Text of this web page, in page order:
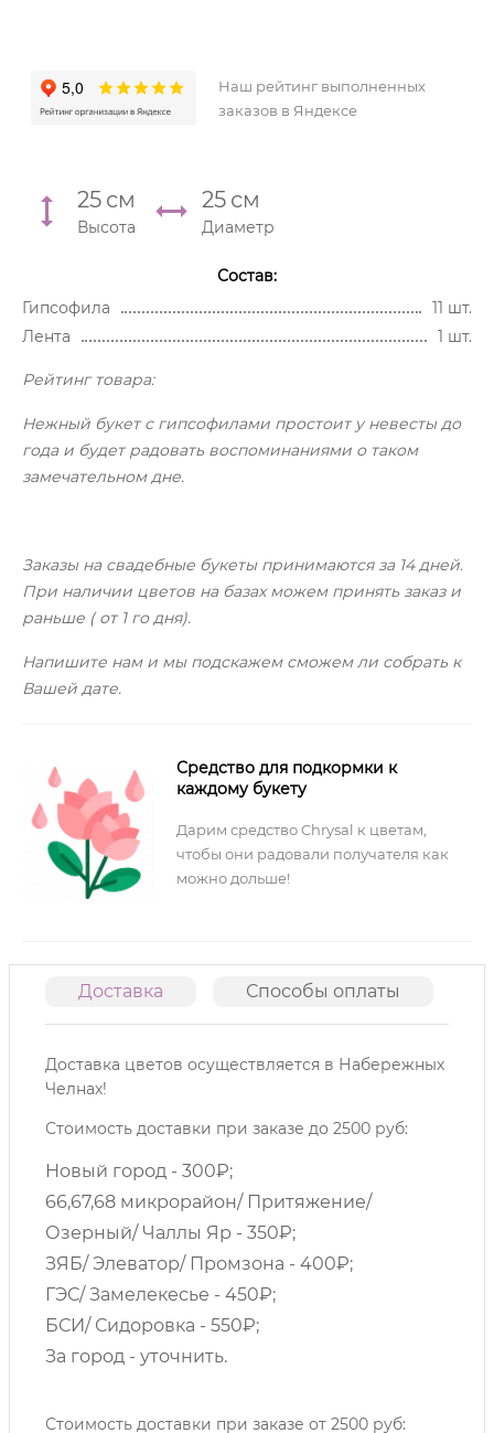
Наш рейтинг выполненных
заказов в Яндексе
25 см
Высота
25 см
Диаметр
Состав:
Гипсофила
11 шт.
Лента
1 шт.
Рейтинг товара:
Нежный букет с гипсофилами простоит у невесты до
года и будет радовать воспоминаниями о таком
замечательном дне.
Заказы на свадебные букеты принимаются за 14 дней.
При наличии цветов на базах можем принять заказ и
раньше ( от 1 го дня).
Напишите нам и мы подскажем сможем ли собрать к
Вашей дате.
Средство для подкормки к
каждому букету
Дарим средство Chrysal к цветам,
чтобы они радовали получателя как
можно дольше!
Доставка Способы оплаты
Доставка цветов осуществляется в Набережных
Челнах!
Стоимость доставки при заказе до 2500 руб:
Новый город - 300₽;
66,67,68 микрорайон/ Притяжение/
Озерный/ Чаллы Яр - 350₽;
ЗЯБ/ Элеватор/ Промзона - 400₽;
ГЭС/ Замелекесье - 450₽;
БСИ/ Сидоровка - 550₽;
За город - уточнить.
Стоимость доставки при заказе от 2500 руб: